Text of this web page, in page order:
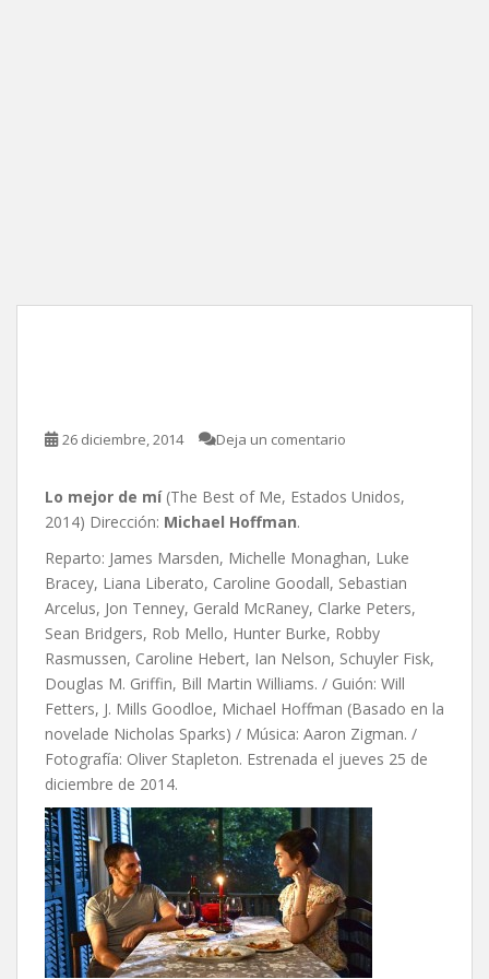
26 diciembre, 2014 Deja un comentario
Lo mejor de mí(The Best of Me, Estados Unidos,
2014) Dirección: Michael Hoffman.
Reparto: James Marsden, Michelle Monaghan, Luke
Bracey, Liana Liberato, Caroline Goodall, Sebastian
Arcelus, Jon Tenney, Gerald McRaney, Clarke Peters,
Sean Bridgers, Rob Mello, Hunter Burke, Robby
Rasmussen, Caroline Hebert, Ian Nelson, Schuyler Fisk,
Douglas M. Griffin, Bill Martin Williams. / Guión: Will
Fetters, J. Mills Goodloe, Michael Hoffman (Basado en la
novelade Nicholas Sparks) / Música: Aaron Zigman. /
Fotografía: Oliver Stapleton. Estrenada el jueves 25 de
diciembre de 2014.